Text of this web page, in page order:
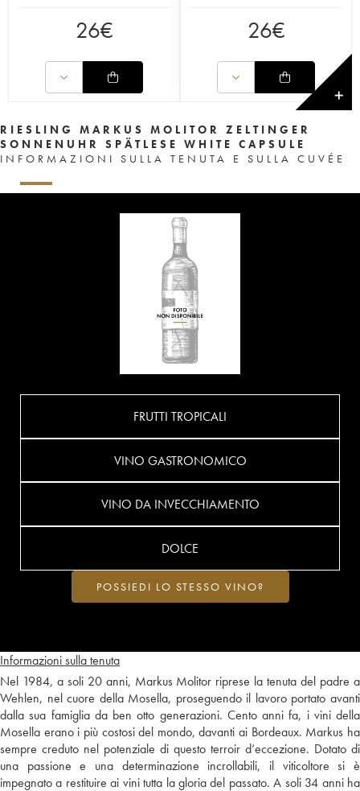
26€ 26€
✕
RIESLING MARKUS MOLITOR ZELTINGER
SONNENUHR SPÄTLESE WHITE CAPSULE
INFORMAZIONI SULLA TENUTA E SULLA CUVÉE
Informazioni sulla tenuta
Nel 1984, a soli 20 anni, Markus Molitor riprese la tenuta del padre a
Wehlen, nel cuore della Mosella, proseguendo il lavoro portato avanti
dalla sua famiglia da ben otto generazioni. Cento anni fa, i vini della
Mosella erano i più costosi del mondo, davanti ai Bordeaux. Markus ha
sempre creduto nel potenziale di questo terroir d’eccezione. Dotato di
una passione e una determinazione incrollabili, il viticoltore si è
impegnato a restituire ai vini tutta la gloria del passato. A soli 34 anni ha
FRUTTI TROPICALI
VINO GASTRONOMICO
VINO DA INVECCHIAMENTO
DOLCE
POSSIEDI LO STESSO VINO?